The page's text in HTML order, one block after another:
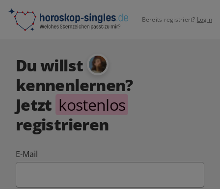
Bereits registriert? Login
Du willst
kennenlernen?
Jetzt kostenlos
registrieren
E-Mail